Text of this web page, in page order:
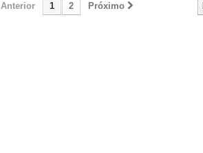
Anterior 1 2 Próximo